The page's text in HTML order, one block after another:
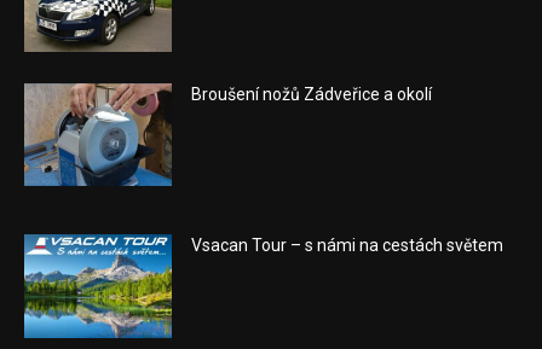
Broušení nožů Zádveřice a okolí
Vsacan Tour – s námi na cestách světem